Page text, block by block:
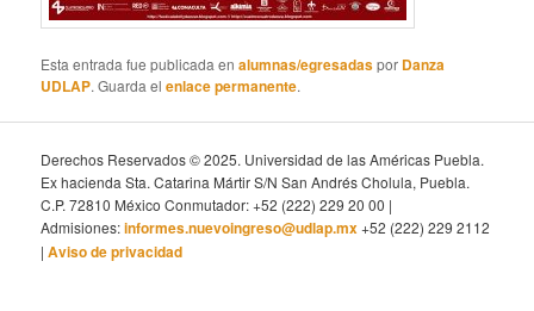
Esta entrada fue publicada enalumnas/egresadaspor Danza
UDLAP. Guarda elenlace permanente.
Derechos Reservados © 2025. Universidad de las Américas Puebla.
Ex hacienda Sta. Catarina Mártir S/N San Andrés Cholula, Puebla.
C.P. 72810 México Conmutador: +52 (222) 229 20 00 |
Admisiones:informes.nuevoingreso@udlap.mx+52 (222) 229 2112
|Aviso de privacidad